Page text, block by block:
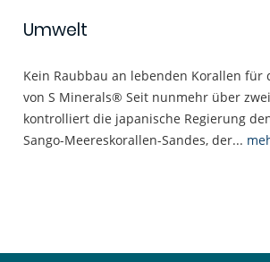
Umwelt
Kein Raubbau an lebenden Korallen für
von S Minerals® Seit nunmehr über
kontrolliert die japanische Regierung
Sango-Meereskorallen-Sandes, der...